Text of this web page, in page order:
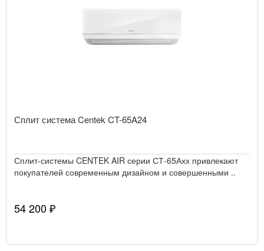
Сплит система Centek CT-65A24
Сплит-системы CENTEK AIR серии СТ-65Ахх привлекают
покупателей современным дизайном и совершенными ..
54 200 ₽